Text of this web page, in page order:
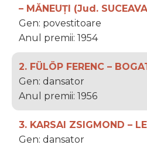
– MĂNEUȚI (Jud.
Gen: povestitoare
Anul premii: 1954
2. FÜLÖP FERENC –
Gen: dansator
Anul premii: 1956
3. KARSAI ZSIGMOND –
Gen: dansator